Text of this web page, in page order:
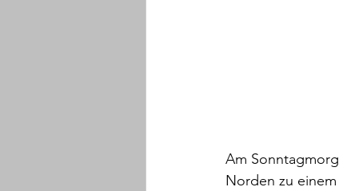
Am
Norden zu